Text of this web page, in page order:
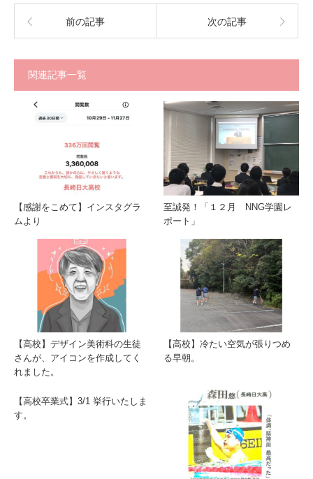
前の記事 次の記事
関連記事一覧
【感謝をこめて】インスタグラ
ムより
至誠発！「１２月 NNG学園レ
ポート」
【高校】デザイン美術科の生徒
さんが、アイコンを作成してく
れました。
【高校】冷たい空気が張りつめ
る早朝。
【高校卒業式】3/1 挙行いたしま
す。